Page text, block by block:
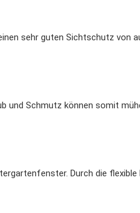
sehr guten Sichtschutz von
und Schmutz können somit
Durch die flexible